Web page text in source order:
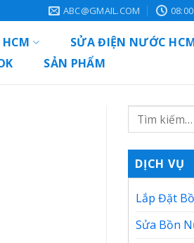
ABC@GMAIL.COM
SỬA ĐIỆN NƯỚC
SẢN PHẨM
DỊCH VỤ
Lắp Đặt
Sửa Bồn